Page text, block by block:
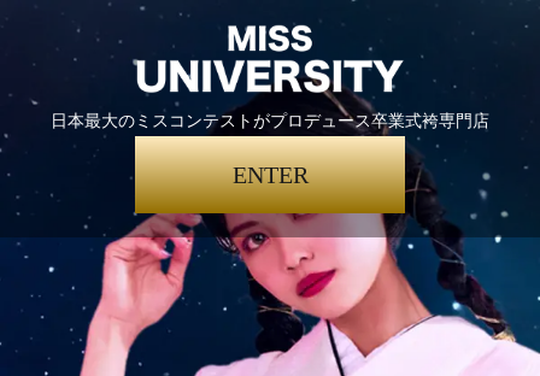
日本最大のミスコンテストがプロデュース卒業式袴専門店
ENTER